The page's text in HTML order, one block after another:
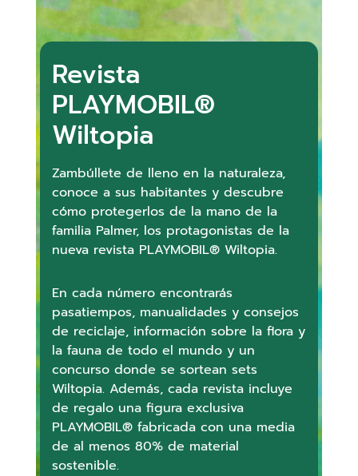
Revista
PLAYMOBIL®
Wiltopia
Zambúllete de lleno en la naturaleza,
conoce a sus habitantes y descubre
cómo protegerlos de la mano de la
familia Palmer, los protagonistas de la
nueva revista PLAYMOBIL® Wiltopia.
En cada número encontrarás
pasatiempos, manualidades y consejos
de reciclaje, información sobre la flora y
la fauna de todo el mundo y un
concurso donde se sortean sets
Wiltopia. Además, cada revista incluye
de regalo una figura exclusiva
PLAYMOBIL® fabricada con una media
de al menos 80% de material
sostenible.